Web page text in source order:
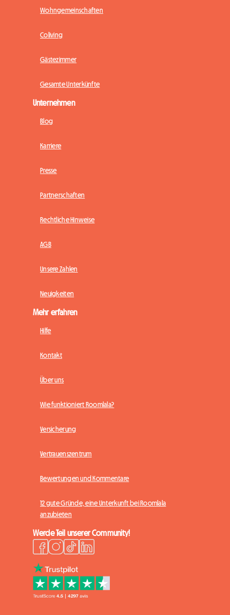
Wohngemeinschaften
Coliving
Gästezimmer
Gesamte Unterkünfte
Unternehmen
Blog
Karriere
Presse
Partnerschaften
Rechtliche Hinweise
AGB
Unsere Zahlen
Neuigkeiten
Mehr erfahren
Hilfe
Kontakt
Über uns
Wie funktioniert Roomlala?
Versicherung
Vertrauenszentrum
Bewertungen und Kommentare
12 gute Gründe, eine Unterkunft bei Roomlala
anzubieten
Werde Teil unserer Community!